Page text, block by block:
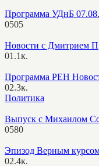
Программа УДнБ
0505
Новости с Дмитрием
01.1к.
Программа РЕН
02.3к.
Политика
Выпуск с Михаилом
0580
Эпизод Верным
02.4к.